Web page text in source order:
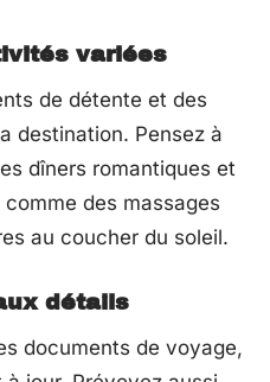
variées
de détente et des
destination. Pensez à
dîners romantiques et
des massages
au coucher du soleil.
détails
documents de voyage,